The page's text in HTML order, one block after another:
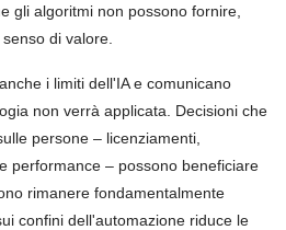
gli algoritmi non possono fornire,
di valore.
i limiti dell'IA e comunicano
non verrà applicata. Decisioni che
persone – licenziamenti,
performance – possono beneficiare
rimanere fondamentalmente
confini dell'automazione riduce le